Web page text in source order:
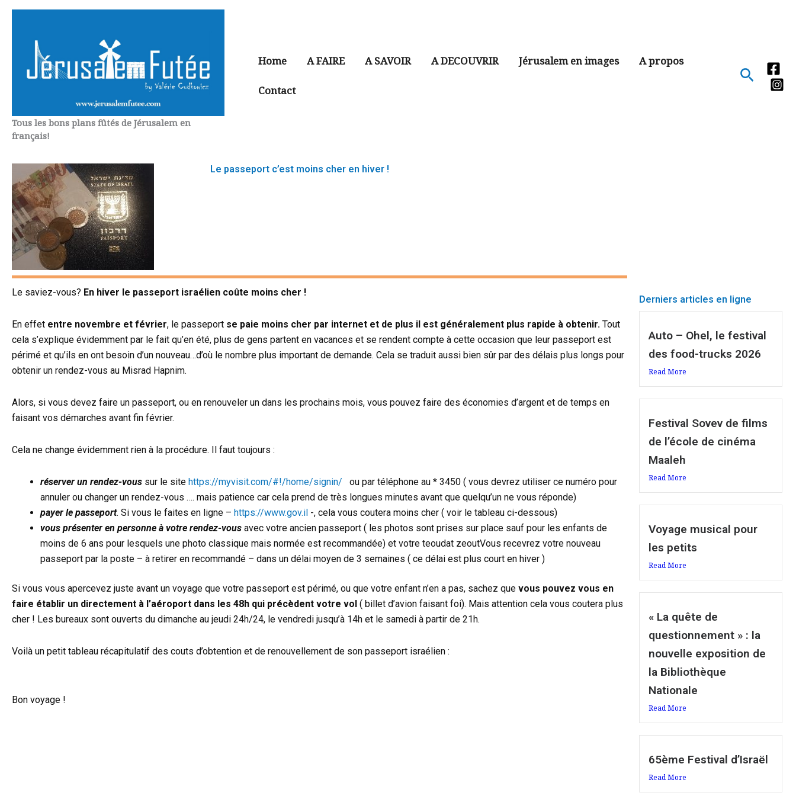
Aller
contenu
Tous les bons plans fûtés de Jérusalem en
français!
Home A FAIRE A SAVOIR A DECOUVRIR Jérusalem en images A propos
Contact
Le passeport c’est moins cher en hiver !
Le saviez-vous? En hiver le passeport israélien coûte moins cher !
En effet entre novembre et février, le passeport se paie moins cher par internet et de plus il est généralement plus rapide à obtenir. Tout
cela s’explique évidemment par le fait qu’en été, plus de gens partent en vacances et se rendent compte à cette occasion que leur passeport est
périmé et qu’ils en ont besoin d’un nouveau…d’où le nombre plus important de demande. Cela se traduit aussi bien sûr par des délais plus longs pour
obtenir un rendez-vous au Misrad Hapnim.
Alors, si vous devez faire un passeport, ou en renouveler un dans les prochains mois, vous pouvez faire des économies d’argent et de temps en
faisant vos démarches avant fin février.
Cela ne change évidemment rien à la procédure. Il faut toujours :
réserver un rendez-vous sur le site https://myvisit.com/#!/home/signin/ ou par téléphone au * 3450 ( vous devrez utiliser ce numéro pour
annuler ou changer un rendez-vous …. mais patience car cela prend de très longues minutes avant que quelqu’un ne vous réponde)
payer le passeport. Si vous le faites en ligne – https://www.gov.il -, cela vous coutera moins cher ( voir le tableau ci-dessous)
vous présenter en personne à votre rendez-vous avec votre ancien passeport ( les photos sont prises sur place sauf pour les enfants de
moins de 6 ans pour lesquels une photo classique mais normée est recommandée) et votre teoudat zeoutVous recevrez votre nouveau
passeport par la poste – à retirer en recommandé – dans un délai moyen de 3 semaines ( ce délai est plus court en hiver )
Si vous vous apercevez juste avant un voyage que votre passeport est périmé, ou que votre enfant n’en a pas, sachez que vous pouvez vous en
faire établir un directement à l’aéroport dans les 48h qui précèdent votre vol ( billet d’avion faisant foi). Mais attention cela vous coutera plus
cher ! Les bureaux sont ouverts du dimanche au jeudi 24h/24, le vendredi jusqu’à 14h et le samedi à partir de 21h.
Voilà un petit tableau récapitulatif des couts d’obtention et de renouvellement de son passeport israélien :
Bon voyage !
Derniers articles en ligne
Auto – Ohel, le festival
des food-trucks 2026
Read More
Festival Sovev de films
de l’école de cinéma
Maaleh
Read More
Voyage musical pour
les petits
Read More
« La quête de
questionnement » : la
nouvelle exposition de
la Bibliothèque
Nationale
Read More
65ème Festival d’Israël
Read More